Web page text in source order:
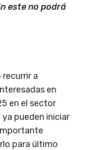
este no podrá
recurrir a
en
en el sector
pueden iniciar
para último